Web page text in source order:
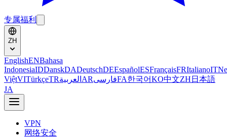
专属福利
ZH
EnglishENBahasa
IndonesiaIDDanskDADeutschDEEspañolESFrançaisFRItalianoIT
ViệtVITürkçeTRالعربية ARفارسیFA한국어KO中文ZH 日本語
JA
VPN
网络安全